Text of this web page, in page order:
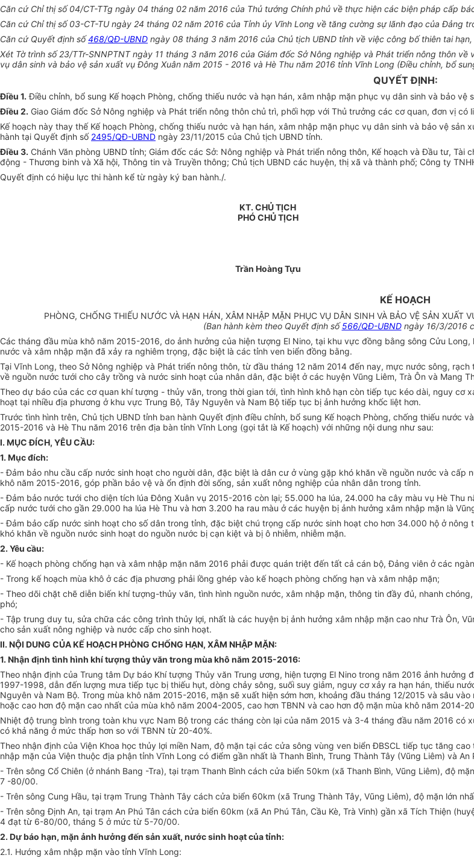
Căn cứ Chỉ thị số 04/CT-TTg ngày 04 tháng 02 năm 2016 của Thủ tướng Chính phủ về thực hiện các biện pháp cấp
Căn cứ Chỉ thị số 03-CT-TU ngày 24 tháng 02 năm 2016 của Tỉnh ủy Vĩnh Long về tăng cường sự lãnh đạo của Đảng
Căn cứ Quyết định số468/QĐ-UBND ngày 08 tháng 3 năm 2016 của Chủ tịch UBND tỉnh về việc công bố thiên tai
Xét Tờ trình số 23/TTr-SNNPTNT ngày 11 tháng 3 năm 2016 của Giám đốc Sở Nông nghiệp và Phát triển nông thôn
vụ dân sinh và bảo vệ sản xuất vụ Đông Xuân năm 2015 - 2016 và Hè Thu năm 2016 tỉnh Vĩnh Long (Điều chỉnh, bổ
QUYẾT ĐỊNH:
Điều 1. Điều chỉnh, bổ sung Kế hoạch Phòng, chống thiếu nước và hạn hán, xâm nhập mặn phục vụ dân sinh và bảo
Điều 2. Giao Giám đốc Sở Nông nghiệp và Phát triển nông thôn chủ trì, phối hợp với Thủ trưởng các cơ quan, đơn vị
Kế hoạch này thay thế Kế hoạch Phòng, chống thiếu nước và hạn hán, xâm nhập mặn phục vụ dân sinh và bảo vệ
hành tại Quyết định số 2495/QĐ-UBND ngày 23/11/2015 của Chủ tịch UBND tỉnh.
Điều 3. Chánh Văn phòng UBND tỉnh; Giám đốc các Sở: Nông nghiệp và Phát triển nông thôn, Kế hoạch và Đầu tư,
động - Thương binh và Xã hội, Thông tin và Truyền thông; Chủ tịch UBND các huyện, thị xã và thành phố; Công ty
Quyết định có hiệu lực thi hành kể từ ngày ký ban hành./.
KT. CHỦ TỊCH
PHÓ CHỦ TỊCH
Trần Hoàng Tựu
KẾ HOẠCH
PHÒNG, CHỐNG THIẾU NƯỚC VÀ HẠN HÁN, XÂM NHẬP MẶN PHỤC VỤ DÂN SINH VÀ BẢO VỆ SẢN
(Ban hành kèm theo Quyết định số566/QĐ-UBNDngày 16/3/2016
Các tháng đầu mùa khô năm 2015-2016, do ảnh hưởng của hiện tượng El Nino, tại khu vực đồng bằng sông Cửu
nước và xâm nhập mặn đã xảy ra nghiêm trọng, đặc biệt là các tỉnh ven biển đồng bằng.
Tại Vĩnh Long, theo Sở Nông nghiệp và Phát triển nông thôn, từ đầu tháng 12 năm 2014 đến nay, mực nước sông,
về nguồn nước tưới cho cây trồng và nước sinh hoạt của nhân dân, đặc biệt ở các huyện Vũng Liêm, Trà Ôn và Mang
Theo dự báo của các cơ quan khí tượng - thủy văn, trong thời gian tới, tình hình khô hạn còn tiếp tục kéo dài, nguy cơ
hoạt tại nhiều địa phương ở khu vực Trung Bộ, Tây Nguyên và Nam Bộ tiếp tục bị ảnh hưởng khốc liệt hơn.
Trước tình hình trên, Chủ tịch UBND tỉnh ban hành Quyết định điều chỉnh, bổ sung Kế hoạch Phòng, chống thiếu nước
2015-2016 và Hè Thu năm 2016 trên địa bàn tỉnh Vĩnh Long (gọi tắt là Kế hoạch) với những nội dung như sau:
I. MỤC ĐÍCH, YÊU CẦU:
1. Mục đích:
- Đảm bảo nhu cầu cấp nước sinh hoạt cho người dân, đặc biệt là dân cư ở vùng gặp khó khăn về nguồn nước và
khô năm 2015-2016, góp phần bảo vệ và ổn định đời sống, sản xuất nông nghiệp của nhân dân trong tỉnh.
- Đảm bảo nước tưới cho diện tích lúa Đông Xuân vụ 2015-2016 còn lại; 55.000 ha lúa, 24.000 ha cây màu vụ Hè Thu
cấp nước tưới cho gần 29.000 ha lúa Hè Thu và hơn 3.200 ha rau màu ở các huyện bị ảnh hưởng xâm nhập mặn là
- Đảm bảo cấp nước sinh hoạt cho số dân trong tỉnh, đặc biệt chú trọng cấp nước sinh hoạt cho hơn 34.000 hộ ở
khó khăn về nguồn nước sinh hoạt do nguồn nước bị cạn kiệt và bị ô nhiễm, nhiễm mặn.
2. Yêu cầu:
- Kế hoạch phòng chống hạn và xâm nhập mặn năm 2016 phải được quán triệt đến tất cả cán bộ, Đảng viên ở các
- Trong kế hoạch mùa khô ở các địa phương phải lồng ghép vào kế hoạch phòng chống hạn và xâm nhập mặn;
- Theo dõi chặt chẽ diễn biến khí tượng-thủy văn, tình hình nguồn nước, xâm nhập mặn, thông tin đầy đủ, nhanh
phó;
- Tập trung duy tu, sửa chữa các công trình thủy lợi, nhất là các huyện bị ảnh hưởng xâm nhập mặn cao như Trà Ôn,
cho sản xuất nông nghiệp và nước cấp cho sinh hoạt.
II. NỘI DUNG CỦA KẾ HOẠCH PHÒNG CHỐNG HẠN, XÂM NHẬP MẶN:
1. Nhận định tình hình khí tượng thủy văn trong mùa khô năm 2015-2016:
Theo nhận định của Trung tâm Dự báo Khí tượng Thủy văn Trung ương, hiện tượng El Nino trong năm 2016 ảnh
1997-1998, dẫn đến lượng mưa tiếp tục bị thiếu hụt, dòng chảy sông, suối suy giảm, nguy cơ xảy ra hạn hán, thiếu
Nguyên và Nam Bộ. Trong mùa khô năm 2015-2016, mặn sẽ xuất hiện sớm hơn, khoảng đầu tháng 12/2015 và sâu
hoặc cao hơn độ mặn cao nhất của mùa khô năm 2004-2005, cao hơn TBNN và cao hơn độ mặn mùa khô năm 2014-
Nhiệt độ trung bình trong toàn khu vực Nam Bộ trong các tháng còn lại của năm 2015 và 3-4 tháng đầu năm 2016
có khả năng ở mức thấp hơn so với TBNN từ 20-40%.
Theo nhận định của Viện Khoa học thủy lợi miền Nam, độ mặn tại các cửa sông vùng ven biển ĐBSCL tiếp tục tăng
nhập mặn của Viện thuộc địa phận tỉnh Vĩnh Long có điểm gần nhất là Thanh Bình, Trung Thành Tây (Vũng Liêm) và An
- Trên sông Cổ Chiên (ở nhánh Bang -Tra), tại trạm Thanh Bình cách cửa biển 50km (xã Thanh Bình, Vũng Liêm),
7 -80/00.
- Trên sông Cung Hầu, tại trạm Trung Thành Tây cách cửa biển 60km (xã Trung Thành Tây, Vũng Liêm), độ mặn
- Trên sông Định An, tại trạm An Phú Tân cách cửa biển 60km (xã An Phú Tân, Cầu Kè, Trà Vinh) gần xã Tích Thiện
4 đạt từ 6-80/00, tháng 5 ở mức từ 5-70/00.
2. Dự báo hạn, mặn ảnh hưởng đến sản xuất, nước sinh hoạt của tỉnh:
2.1. Hướng xâm nhập mặn vào tỉnh Vĩnh Long: